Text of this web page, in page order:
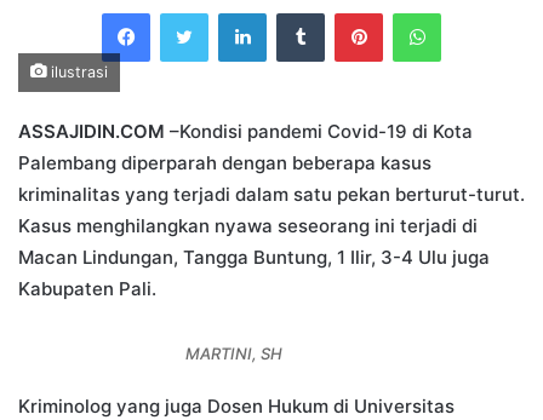
email
FacebookTwitterLinkedInTumblrPinterestWhatsApp
ilustrasi
ASSAJIDIN.COM –Kondisi pandemi Covid-19 di Kota
Palembang diperparah dengan beberapa kasus
kriminalitas yang terjadi dalam satu pekan berturut-turut.
Kasus menghilangkan nyawa seseorang ini terjadi di
Macan Lindungan, Tangga Buntung, 1 Ilir, 3-4 Ulu juga
Kabupaten Pali.
MARTINI, SH
Kriminolog yang juga Dosen Hukum di Universitas